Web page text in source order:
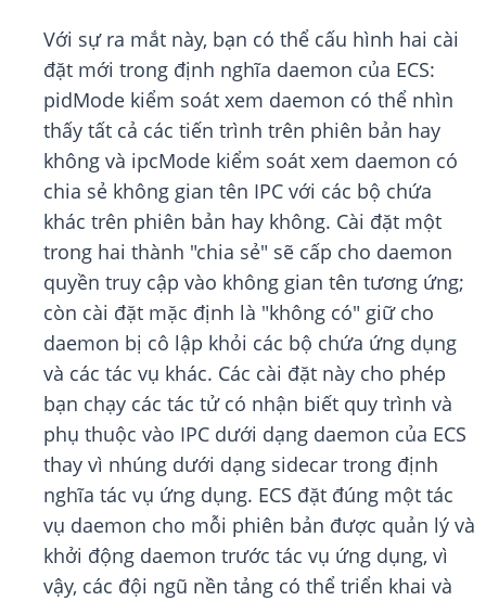
Với sự ra mắt này, bạn có thể cấu hình hai cài
đặt mới trong định nghĩa daemon của ECS:
pidMode kiểm soát xem daemon có thể nhìn
thấy tất cả các tiến trình trên phiên bản hay
không và ipcMode kiểm soát xem daemon có
chia sẻ không gian tên IPC với các bộ chứa
khác trên phiên bản hay không. Cài đặt một
trong hai thành "chia sẻ" sẽ cấp cho daemon
quyền truy cập vào không gian tên tương ứng;
còn cài đặt mặc định là "không có" giữ cho
daemon bị cô lập khỏi các bộ chứa ứng dụng
và các tác vụ khác. Các cài đặt này cho phép
bạn chạy các tác tử có nhận biết quy trình và
phụ thuộc vào IPC dưới dạng daemon của ECS
thay vì nhúng dưới dạng sidecar trong định
nghĩa tác vụ ứng dụng. ECS đặt đúng một tác
vụ daemon cho mỗi phiên bản được quản lý và
khởi động daemon trước tác vụ ứng dụng, vì
vậy, các đội ngũ nền tảng có thể triển khai và